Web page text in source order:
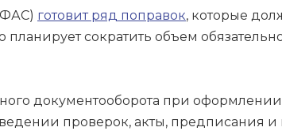
ФАС) готовит ряд поправок, которые
сократить объем
документооборота при
проверок, акты, предписания